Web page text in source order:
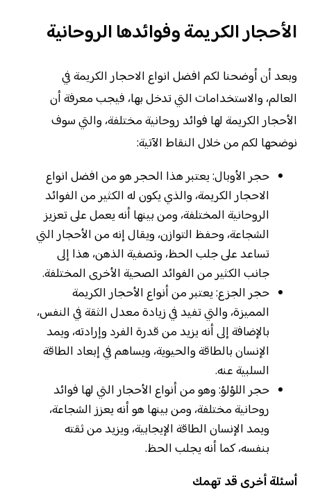
الأحجار الكريمة وفوائدها الروحانية
وبعد أن أوضحنا لكم افضل انواع الاحجار الكريمة في
العالم، والاستخدامات التي تدخل بها، فيجب معرفة أن
الأحجار الكريمة لها فوائد روحانية مختلفة، والتي سوف
نوضحها لكم من خلال النقاط الآتية:
حجر الأوبال: يعتبر هذا الحجر هو من افضل انواع
الاحجار الكريمة، والذي يكون له الكثير من الفوائد
الروحانية المختلفة، ومن بينها أنه يعمل على تعزيز
الشجاعة، وحفظ التوازن، ويقال إنه من الأحجار التي
تساعد على جلب الحظ، وتصفية الذهن، هذا إلى
جانب الكثير من الفوائد الصحية الأخرى المختلفة.
حجر الجزع: يعتبر من أنواع الأحجار الكريمة
المميزة، والتي تفيد في زيادة معدل الثقة في النفس،
بالإضافة إلى أنه يزيد من قدرة الفرد وإرادته، ويمد
الإنسان بالطاقة والحيوية، ويساهم في إبعاد الطاقة
السلبية عنه.
حجر اللؤلؤ: وهو من أنواع الأحجار التي لها فوائد
روحانية مختلفة، ومن بينها هو أنه يعزز الشجاعة،
ويمد الإنسان الطاقة الإيجابية، ويزيد من ثقته
بنفسه، كما أنه يجلب الحظ.
أسئلة أخرى قد تهمك